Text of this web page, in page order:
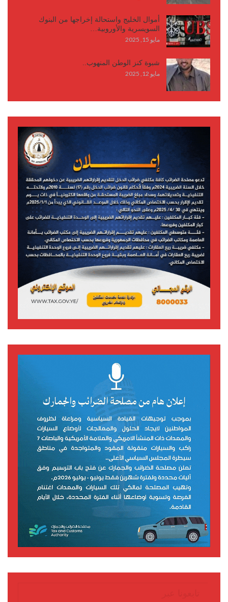
أموال الخليج واستحالة إخراجها من البنوك
السويسرية والأوروبية…
مايو 15, 2025
شبوة كنز الوطن المنهوب..
مايو 12, 2025